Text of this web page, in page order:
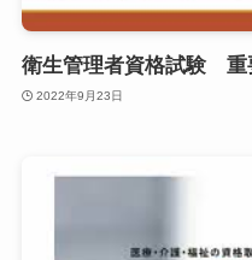
衛生管理者資格試験 重
2022年9月23日